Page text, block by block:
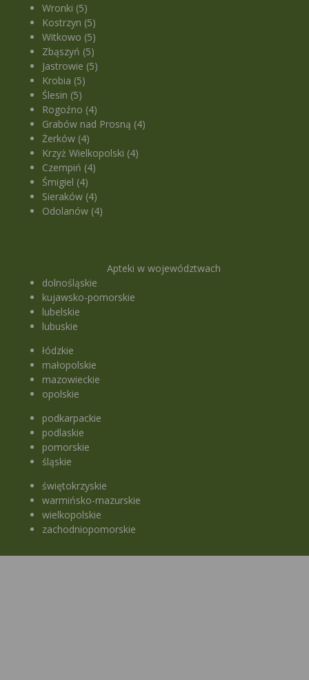
Wronki (5)
Kostrzyn (5)
Witkowo (5)
Zbąszyń (5)
Jastrowie (5)
Krobia (5)
Ślesin (5)
Rogoźno (4)
Grabów nad Prosną (4)
Żerków (4)
Krzyż Wielkopolski (4)
Czempiń (4)
Śmigiel (4)
Sieraków (4)
Odolanów (4)
Apteki w województwach
dolnośląskie
kujawsko-pomorskie
lubelskie
lubuskie
łódzkie
małopolskie
mazowieckie
opolskie
podkarpackie
podlaskie
pomorskie
śląskie
świętokrzyskie
warmińsko-mazurskie
wielkopolskie
zachodniopomorskie